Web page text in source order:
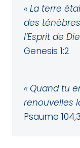
« La terre
des
l’Esprit de
Genesis 1:2
« Quand tu
renouvelles
Psaume